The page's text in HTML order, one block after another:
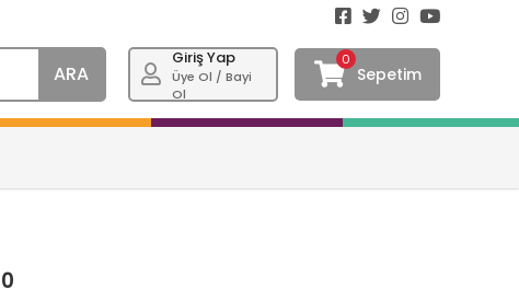
ARA
Giriş Yap
Üye Ol / Bayi
Ol
0
Sepetim